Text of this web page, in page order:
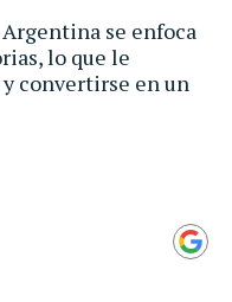
se enfoca
lo que le
convertirse en un